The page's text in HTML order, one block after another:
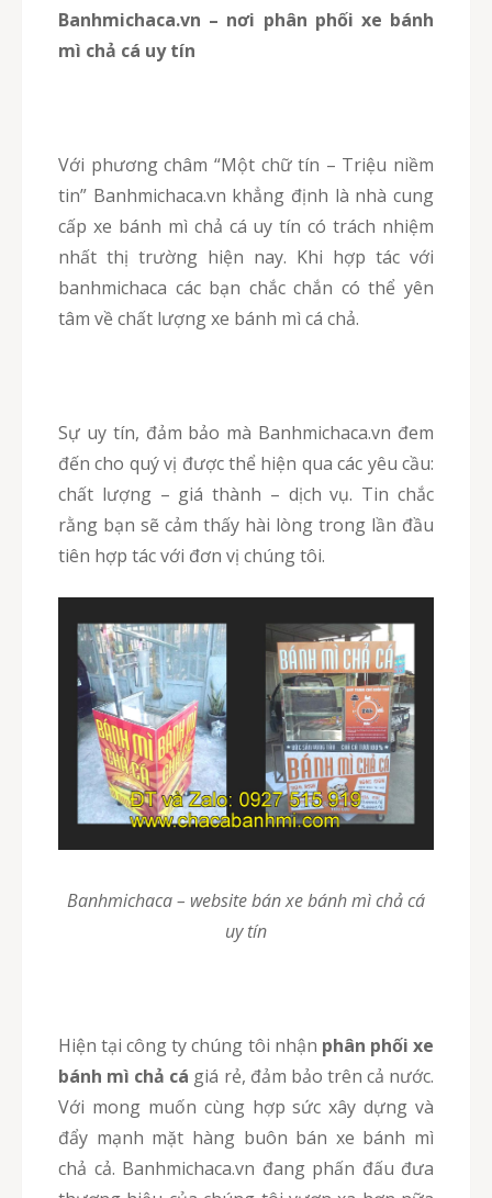
Banhmichaca.vn – nơi phân phối xe bánh
mì chả cá uy tín
Với phương châm “Một chữ tín – Triệu niềm
tin” Banhmichaca.vn khẳng định là nhà cung
cấp xe bánh mì chả cá uy tín có trách nhiệm
nhất thị trường hiện nay. Khi hợp tác với
banhmichaca các bạn chắc chắn có thể yên
tâm về chất lượng xe bánh mì cá chả.
Sự uy tín, đảm bảo mà Banhmichaca.vn đem
đến cho quý vị được thể hiện qua các yêu cầu:
chất lượng – giá thành – dịch vụ. Tin chắc
rằng bạn sẽ cảm thấy hài lòng trong lần đầu
tiên hợp tác với đơn vị chúng tôi.
Banhmichaca – website bán xe bánh mì chả cá
uy tín
Hiện tại công ty chúng tôi nhận phân phối xe
bánh mì chả cá giá rẻ, đảm bảo trên cả nước.
Với mong muốn cùng hợp sức xây dựng và
đẩy mạnh mặt hàng buôn bán xe bánh mì
chả cả. Banhmichaca.vn đang phấn đấu đưa